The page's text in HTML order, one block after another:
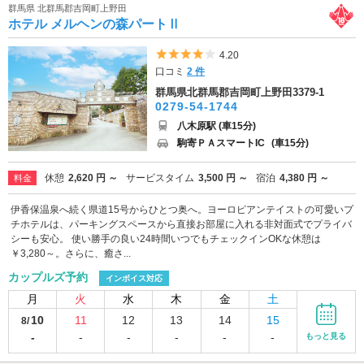
群馬県 北群馬郡吉岡町上野田
ホテル メルヘンの森パートⅡ
5つ星のうち4
4.20
口コミ2 件
群馬県北群馬郡吉岡町上野田3379-1
0279-54-1744
八木原駅 (車15分)
駒寄ＰＡスマートIC (車15分)
料金 休憩 2,620 円 ～ サービスタイム 3,500 円 ～ 宿泊 4,380 円 ～
伊香保温泉へ続く県道15号からひとつ奥へ。ヨーロピアンテイストの可愛いプ
チホテルは、パーキングスペースから直接お部屋に入れる非対面式でプライバ
シーも安心。 使い勝手の良い24時間いつでもチェックインOKな休憩は
￥3,280～。さらに、癒さ...
カップルズ予約 インボイス対応
月 火 水 木 金 土
8/10
-
11
-
12
-
13
-
14
-
15
-
もっと見る